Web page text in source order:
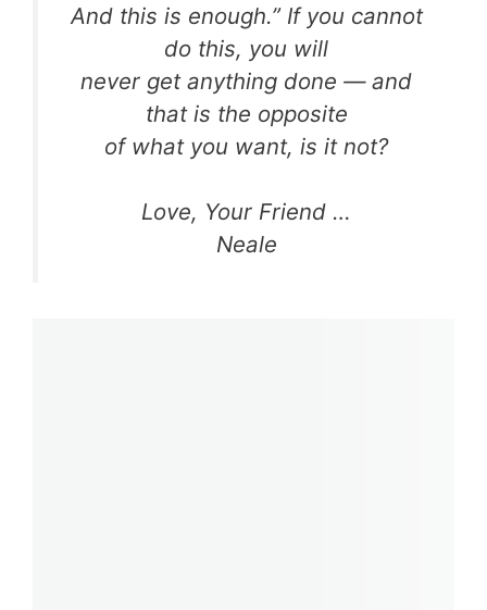
And this is enough.” If you cannot
do this, you will
never get anything done — and
that is the opposite
of what you want, is it not?
Love, Your Friend …
Neale